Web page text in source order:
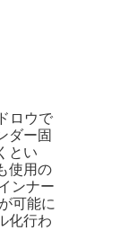
ロウで
ダー固
とい
使用の
ンナー
可能に
化行わ